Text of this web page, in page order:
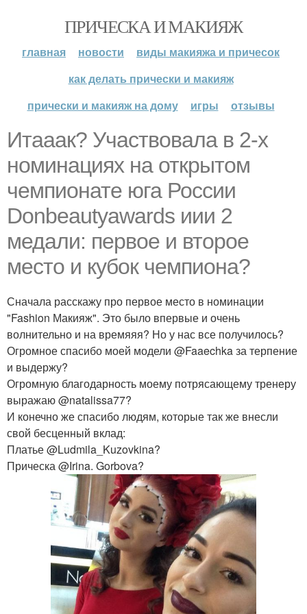
ПРИЧЕСКА И МАКИЯЖ
главная новости
виды макияжа и причесок
как делать прически и макияж
прически и макияж на дому
игры отзывы
Итааак? Участвовала в 2-х
номинациях на открытом
чемпионате юга России
Donbeautyawards иии 2
медали: первое и второе
место и кубок чемпиона?
Сначала расскажу про первое место в номинации
"Fashion Макияж". Это было впервые и очень
волнительно и на времяяя? Но у нас все получилось?
Огромное спасибо моей модели @Faaechka за терпение
и выдержу?
Огромную благодарность моему потрясающему тренеру
выражаю @natalissa77?
И конечно же спасибо людям, которые так же внесли
свой бесценный вклад:
Платье @Ludmila_Kuzovkina?
Прическа @Irina. Gorbova?